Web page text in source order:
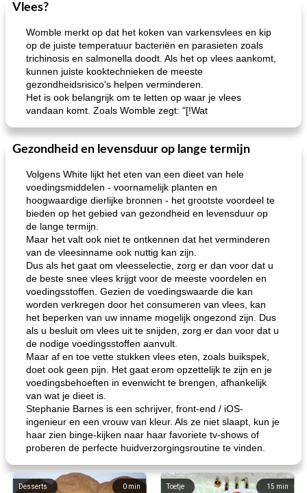
Vlees?
Womble merkt op dat het koken van varkensvlees en kip
op de juiste temperatuur bacteriën en parasieten zoals
trichinosis en salmonella doodt. Als het op vlees aankomt,
kunnen juiste kooktechnieken de meeste
gezondheidsrisico's helpen verminderen.
Het is ook belangrijk om te letten op waar je vlees
vandaan komt. Zoals Womble zegt: "[!Wat
Gezondheid en levensduur op lange termijn
Volgens White lijkt het eten van een dieet van hele
voedingsmiddelen - voornamelijk planten en
hoogwaardige dierlijke bronnen - het grootste voordeel te
bieden op het gebied van gezondheid en levensduur op
de lange termijn.
Maar het valt ook niet te ontkennen dat het verminderen
van de vleesinname ook nuttig kan zijn.
Dus als het gaat om vleesselectie, zorg er dan voor dat u
de beste snee vlees krijgt voor de meeste voordelen en
voedingsstoffen. Gezien de voedingswaarde die kan
worden verkregen door het consumeren van vlees, kan
het beperken van uw inname mogelijk ongezond zijn. Dus
als u besluit om vlees uit te snijden, zorg er dan voor dat u
de nodige voedingsstoffen aanvult.
Maar af en toe vette stukken vlees eten, zoals buikspek,
doet ook geen pijn. Het gaat erom opzettelijk te zijn en je
voedingsbehoeften in evenwicht te brengen, afhankelijk
van wat je dieet is.
Stephanie Barnes is een schrijver, front-end / iOS-
ingenieur en een vrouw van kleur. Als ze niet slaapt, kun je
haar zien binge-kijken naar haar favoriete tv-shows of
proberen de perfecte huidverzorgingsroutine te vinden.
0 min
Desserts 15 min
Toetje